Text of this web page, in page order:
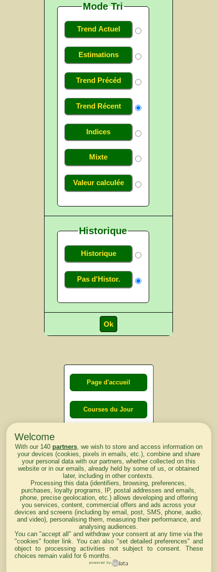
Mode Tri
Trend Actuel
Estimations
Trend Précéd
Trend Récent
Indices
Mixte
Valeur calculée
Historique
Historique
Pas d'Histor.
Page d'accueil
Courses du Jour
lendemain
Courses
d'aujourd'hui
Haut de Page
Welcome
With our 140 partners, we wish to store and access information on
your devices (cookies, pixels in emails, etc.), combine and share
your personal data with our partners, whether collected on this
website or in our emails, already held by some of us, or obtained
later, including in other contexts.
Processing this data (identifiers, browsing, preferences,
purchases, loyalty programs, IP, postal addresses and emails,
phone, precise geolocation, etc.) allows developing and offering
you services, content, commercial offers and ads across your
devices and screens (including by email, post, SMS, phone, audio,
and video), personalising them, measuring their performance, and
analysing audiences.
You can "accept all" and withdraw your consent at any time via the
"cookies" footer link . You can also "set detailed preferences" and
object to processing activities not subject to consent. These
choices remain valid for 6 months.
powered by